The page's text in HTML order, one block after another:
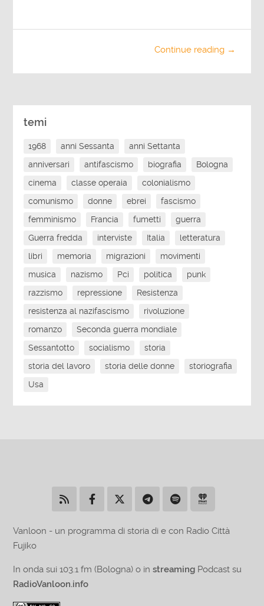
Continue reading →
temi
1968 anni Sessanta
anni Settanta
anniversari
antifascismo biografia
Bologna
cinema
classe operaia
colonialismo
comunismo
donne ebrei
fascismo
femminismo
Francia fumetti
guerra
Guerra fredda
interviste Italia
letteratura
libri
memoria migrazioni
movimenti
musica
nazismo Pci politica
punk
razzismo
repressione
Resistenza
resistenza al nazifascismo
rivoluzione
romanzo
Seconda guerra mondiale
Sessantotto
socialismo
storia
storia del lavoro
storia delle donne
storiografia
Usa
Vanloon - un programma di storia di e con Radio Città
Fujiko
In onda sui 103.1 fm (Bologna) o instreaming Podcast su
RadioVanloon.info